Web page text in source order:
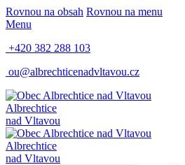
Rovnou na obsah Rovnou na menu
Menu
+420 382 288 103
ou@albrechticenadvltavou.cz
Albrechtice
nad Vltavou
Albrechtice
nad Vltavou